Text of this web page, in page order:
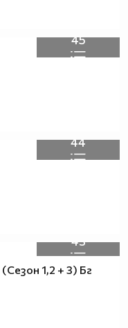
45
44
43
1,2 + 3) Бг